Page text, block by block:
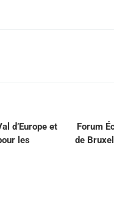
d’Europe et
les
Forum
de